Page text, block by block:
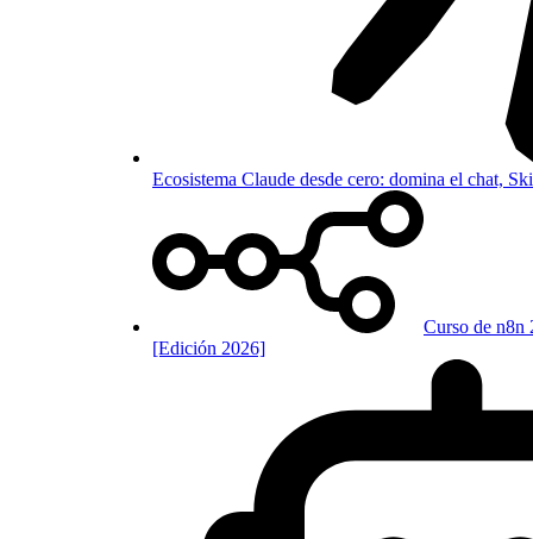
Ecosistema Claude desde cero: domina el chat,
Curso de n8n
[Edición 2026]